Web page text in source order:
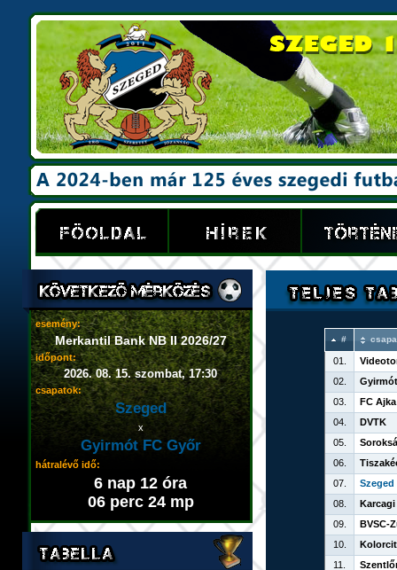
esemény:
Merkantil Bank NB II 2026/27
időpont:
2026. 08. 15. szombat, 17:30
csapatok:
Szeged
x
Gyirmót FC Győr
hátralévő idő:
6 nap 12 óra
06 perc 23 mp
#
01.
02.
03.
FC Ajka
04.
DVTK
05.
06.
07.
Szeged
08.
Karcagi
09.
BVSC-
10.
11.